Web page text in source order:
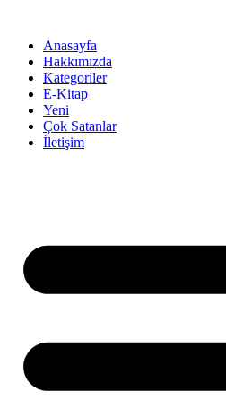
Anasayfa
Hakkımızda
Kategoriler
E-Kitap
Yeni
Çok Satanlar
İletişim